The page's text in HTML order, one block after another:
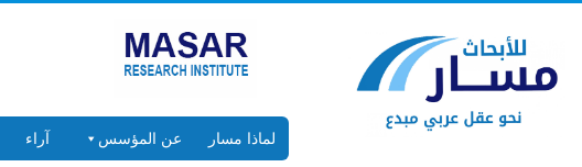
لماذا مسار عن المؤسس آراء